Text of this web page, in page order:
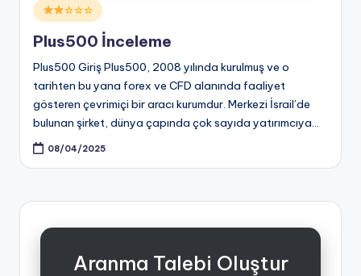
Posted
in
☆☆☆
Plus500 İnceleme
Plus500 Giriş Plus500, 2008 yılında kurulmuş ve o
tarihten bu yana forex ve CFD alanında faaliyet
gösteren çevrimiçi bir aracı kurumdur. Merkezi İsrail’de
bulunan şirket, dünya çapında çok sayıda yatırımcıya…
08/04/2025
Aranma Talebi Oluştur